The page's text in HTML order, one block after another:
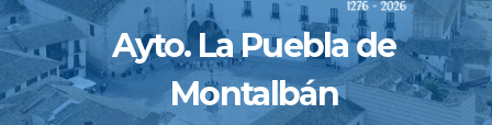
Ayto. La Puebla de
Montalbán